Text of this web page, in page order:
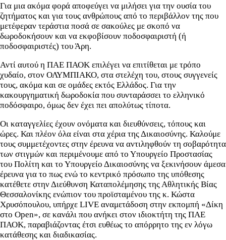
Για μια ακόμα φορά αποφεύγει να μιλήσει για την ουσία του
ζητήματος και για τους ανθρώπους από το περιβάλλον της που
μετέφεραν τεράστια ποσά σε σακούλες με σκοπό να
δωροδοκήσουν και να εκφοβίσουν ποδοσφαιριστή (ή
ποδοσφαιριστές) του Άρη.
Αντί αυτού η ΠΑΕ ΠΑΟΚ επιλέγει να επιτίθεται με τρόπο
χυδαίο, στον ΟΛΥΜΠΙΑΚΟ, στα στελέχη του, στους συγγενείς
τους, ακόμα και σε ομάδες εκτός Ελλάδος. Για την
κακουργηματική δωροδοκία που συνταράσσει το ελληνικό
ποδόσφαιρο, όμως δεν έχει πει απολύτως τίποτα.
Οι καταγγελίες έχουν ονόματα και διευθύνσεις, τόπους και
ώρες. Και πλέον όλα είναι στα χέρια της Δικαιοσύνης. Καλούμε
τους συμμετέχοντες στην έρευνα να αντιληφθούν τη σοβαρότητα
των στιγμών και περιμένουμε από το Υπουργείο Προστασίας
του Πολίτη και το Υπουργείο Δικαιοσύνης να ξεκινήσουν άμεσα
έρευνα για το πως ενώ το κεντρικό πρόσωπο της υπόθεσης
κατέθετε στην Διεύθυνση Καταπολέμησης της Αθλητικής Βίας
Θεσσαλονίκης ενώπιον του προϊσταμένου της κ. Κώστα
Χρυσόπουλου, υπήρχε LIVE αναμετάδοση στην εκπομπή «Δίκη
στο Open», σε κανάλι που ανήκει στον ιδιοκτήτη της ΠΑΕ
ΠΑΟΚ, παραβιάζοντας έτσι ευθέως το απόρρητο της εν λόγω
κατάθεσης και διαδικασίας.